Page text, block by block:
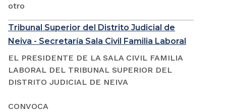
otro
Tribunal Superior del Distrito Judicial de
Neiva - Secretaría Sala Civil Familia Laboral
EL PRESIDENTE DE LA SALA CIVIL FAMILIA
LABORAL DEL TRIBUNAL SUPERIOR DEL
DISTRITO JUDICIAL DE NEIVA
CONVOCA